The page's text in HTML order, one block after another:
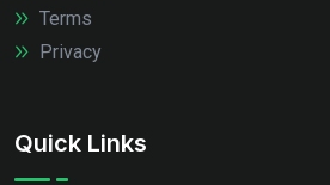
Terms
Privacy
Quick Links